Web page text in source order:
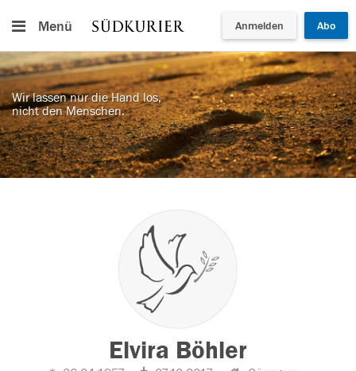
Menü Anmelden Abo
Wir lassen nur die Hand los,
nicht den Menschen.
Elvira Böhler